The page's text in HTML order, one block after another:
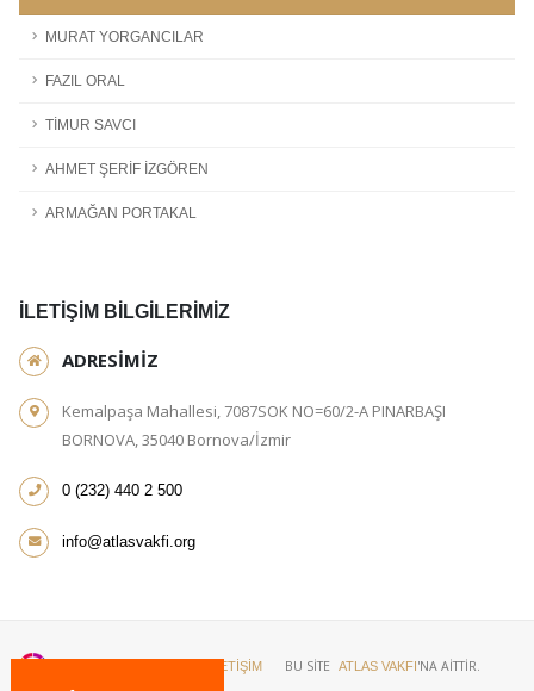
MURAT YORGANCILAR
FAZIL ORAL
TİMUR SAVCI
AHMET ŞERİF İZGÖREN
ARMAĞAN PORTAKAL
İLETİŞİM BİLGİLERİMİZ
ADRESİMİZ
Kemalpaşa Mahallesi, 7087SOK NO=60/2-A PINARBAŞI
BORNOVA, 35040 Bornova/İzmir
0 (232) 440 2 500
info@atlasvakfi.org
İLETİŞİM BU SİTE ATLAS VAKFI 'NA AİTTİR.